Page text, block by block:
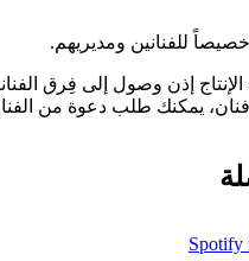
للفنانين ومديريهم.
إذن وصول إلى فِرق
يمكنك طلب دعوة من